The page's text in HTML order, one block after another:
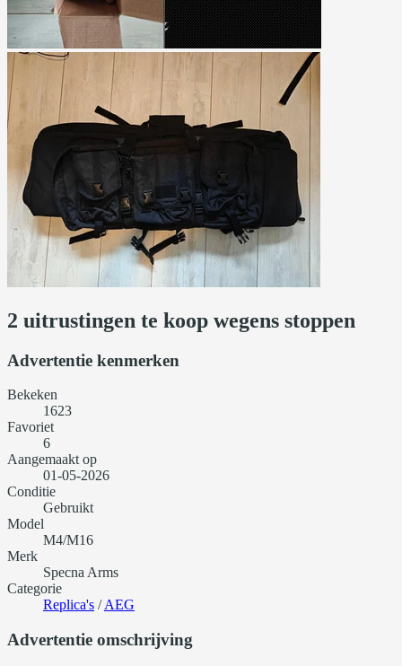
2 uitrustingen te koop wegens stoppen
Advertentie kenmerken
Bekeken
1623
Favoriet
6
Aangemaakt op
01-05-2026
Conditie
Gebruikt
Model
M4/M16
Merk
Specna Arms
Categorie
Replica's /AEG
Advertentie omschrijving